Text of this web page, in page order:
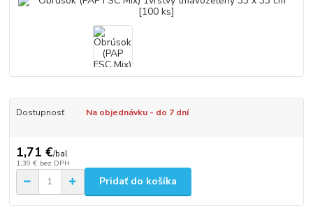
Dostupnosť Na objednávku - do 7 dní
1,71 €/bal
1,39 € bez DPH
Pridať do košíka